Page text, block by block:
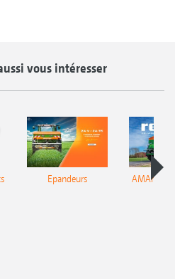
vous intéresser
Epandeurs
AMAnews